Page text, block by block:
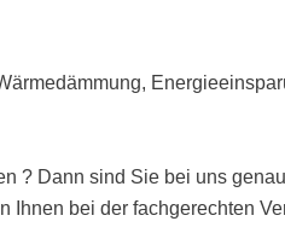
? Dann sind Sie bei uns
Ihnen bei der fachgerechten